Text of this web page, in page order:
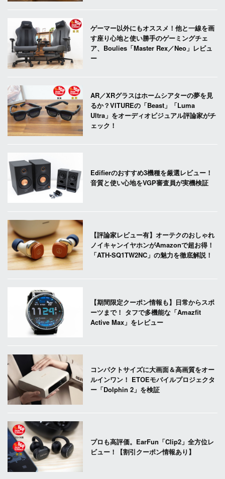
ゲーマー以外にもオススメ！他と一線を画
す座り心地と使い勝手のゲーミングチェ
ア、Boulies「Master Rex／Neo」レビュ
ー
AR／XRグラスはホームシアターの夢を見
るか？VITUREの「Beast」「Luma
Ultra」をオーディオビジュアル評論家がチ
ェック！
Edifierのおすすめ3機種を厳選レビュー！
音質と使い心地をVGP審査員が実機検証
【評論家レビュー有】オーテクのおしゃれ
ノイキャンイヤホンがAmazonで超お得！
「ATH-SQ1TW2NC」の魅力を徹底解説！
【期間限定クーポン情報も】日常からスポ
ーツまで！ タフで多機能な「Amazfit
Active Max」をレビュー
コンパクトサイズに大画面＆高画質をオー
ルインワン！ ETOEモバイルプロジェクタ
ー「Dolphin 2」を検証
プロも高評価。EarFun「Clip2」全方位レ
ビュー！【割引クーポン情報あり】